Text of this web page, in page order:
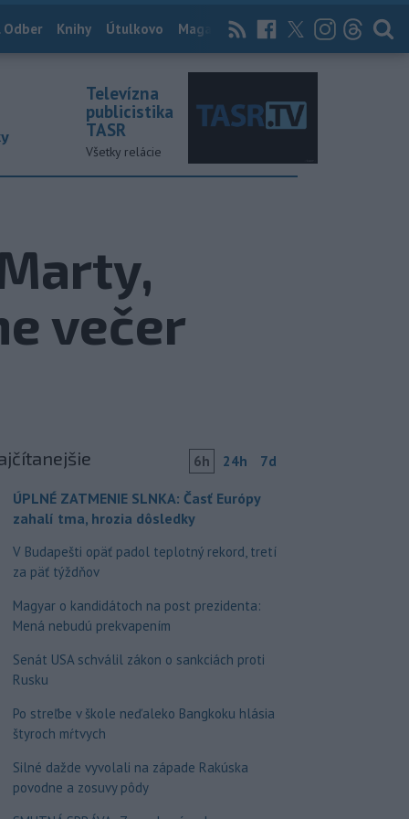
Odber Knihy Útulkovo Magazín News Now Archív
Televízna
publicistika
TASR
Všetky relácie
večer
6h 24h 7d
ÚPLNÉ ZATMENIE SLNKA: Časť Európy
zahalí tma, hrozia dôsledky
V Budapešti opäť padol teplotný rekord, tretí
za päť týždňov
Magyar o kandidátoch na post prezidenta:
Mená nebudú prekvapením
Senát USA schválil zákon o sankciách proti
Rusku
Po streľbe v škole neďaleko Bangkoku hlásia
štyroch mŕtvych
Silné dažde vyvolali na západe Rakúska
povodne a zosuvy pôdy